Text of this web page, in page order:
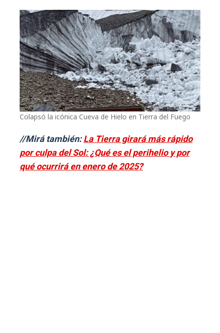
Colapsó la icónica Cueva de Hielo en Tierra del Fuego
//Mirá también:La Tierra girará más rápido
por culpa del Sol: ¿Qué es el perihelio y por
qué ocurrirá en enero de 2025?